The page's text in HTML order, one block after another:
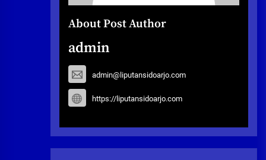
About Post Author
admin
admin@liputansidoarjo.com
https://liputansidoarjo.com